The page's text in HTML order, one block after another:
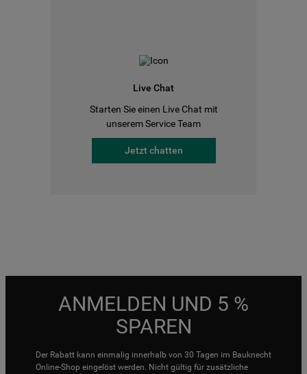
Live Chat
Starten Sie einen Live Chat mit
unserem Service Team
Jetzt chatten
ANMELDEN UND 5 %
SPAREN
Der Rabatt kann einmalig innerhalb von 30 Tagen im Bauknecht
Online-Shop eingelöst werden. Nicht gültig für zusätzliche